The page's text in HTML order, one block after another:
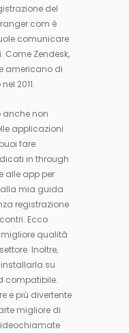
del
è
comunicare
Come Zendesk,
americano di
2011.
anche non
applicazioni
fare
in through
alle app per
alla mia guida
registrazione
Ecco
qualità
Inoltre,
su
compatibile.
e più divertente
migliore di